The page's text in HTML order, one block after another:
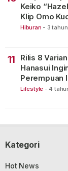
Keiko
Klip Omo
Hiburan - 3
11
Rilis 8
Hanasui
Perempuan
Lifestyle - 4
Kategori
Hot News